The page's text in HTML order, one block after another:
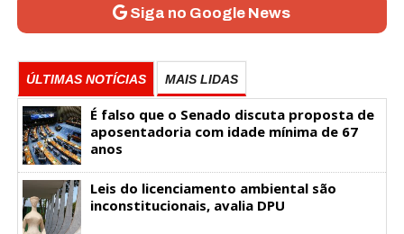
Siga no Google News
ÚLTIMAS NOTÍCIAS MAIS LIDAS
É falso que o Senado discuta proposta de
aposentadoria com idade mínima de 67
anos
Leis do licenciamento ambiental são
inconstitucionais, avalia DPU